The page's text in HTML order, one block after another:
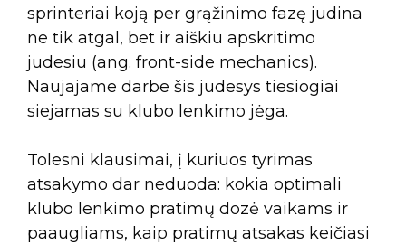
sprinteriai koją per grąžinimo fazę judina
ne tik atgal, bet ir aiškiu apskritimo
judesiu (ang. front-side mechanics).
Naujajame darbe šis judesys tiesiogiai
siejamas su klubo lenkimo jėga.
Tolesni klausimai, į kuriuos tyrimas
atsakymo dar neduoda: kokia optimali
klubo lenkimo pratimų dozė vaikams ir
paaugliams, kaip pratimų atsakas keičiasi